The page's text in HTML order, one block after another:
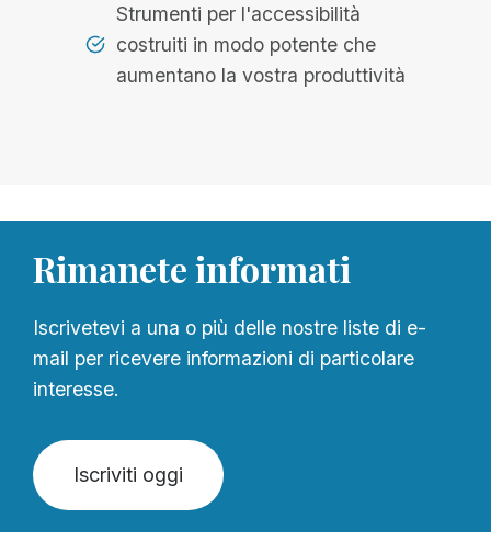
Strumenti per l'accessibilità
costruiti in modo potente che
aumentano la vostra produttività
Rimanete informati
Iscrivetevi a una o più delle nostre liste di e-
mail per ricevere informazioni di particolare
interesse.
Iscriviti oggi